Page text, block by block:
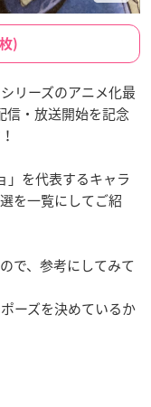
)
シリーズのアニメ化最
信・放送開始を記念
」を代表するキャラ
を一覧にしてご紹
で、参考にしてみて
ーズを決めているか